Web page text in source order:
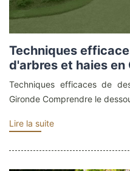
Techniques
d'arbres et haies en
Techniques efficaces de
Gironde Comprendre le
Lire la suite